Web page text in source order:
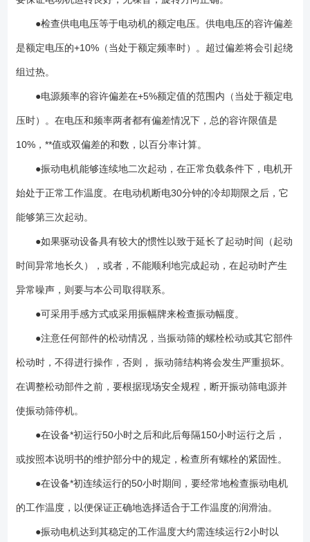
●检查供电电压等于电动机的额定电压。供电电压的容许偏差
是额定电压的+10%（当处于额定频率时）。超过偏差将会引起绕
组过热。
●电源频率的容许偏差在+5%额定值的范围内（当处于额定电
压时）。在电压和频率两者都有偏差情况下，总的容许限值是
10%，**值或双偏差的和数，以百分率计算。
●振动电机能够连续地二次起动，在正常负载条件下，电机开
始处于正常工作温度。在电动机断电30分钟的冷却期限之后，它
能够第三次起动。
●如果驱动设备具有较大的惯性以致于延长了起动时间（起动
时间异常地长久），或者，不能顺利地完成起动，在起动时产生
异常噪声，则要与本公司取得联系。
●可采用手感方式或采用振幅牌来检查振动幅度。
●注意任何部件的松动情况，当振动筛的螺栓松动或其它部件
松动时，不得进行操作，否则， 振动筛结构将会发生严重损坏。
在调整松动部件之前，要根据现场安全规程，断开振动筛电源并
使振动筛停机。
●在设备*初运行50小时之后和此后每隔150小时运行之后，
或按照本说明书的维护部分中的规定，检查所有螺栓的紧固性。
●在设备*初连续运行的50小时期间，要经常地检查振动电机
的工作温度，以便保证正确地选择适合于工作温度的润滑油。
●振动电机达到其稳定的工作温度大约需连续运行2小时以